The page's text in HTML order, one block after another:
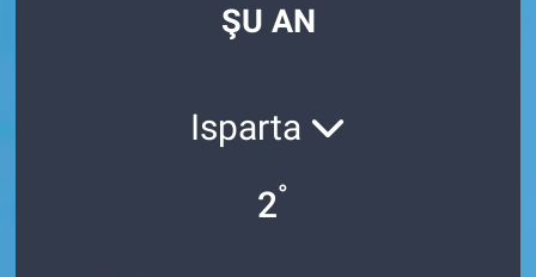
ŞU AN
Isparta
2°
Son Dakika Haberleri